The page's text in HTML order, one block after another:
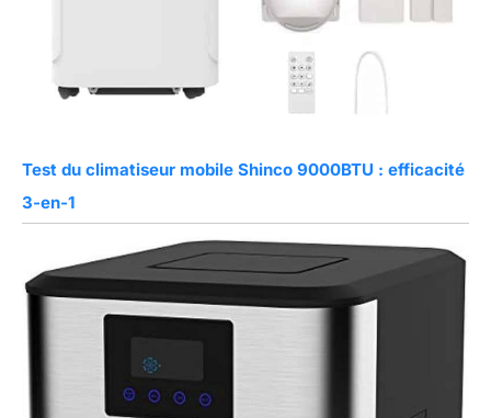
Test du climatiseur mobile Shinco 9000BTU : efficacité
3-en-1